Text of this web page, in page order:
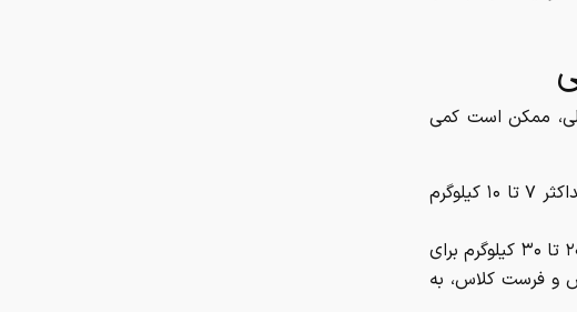
ممکن است کمی
برای پروازهای خارجی نیز، حمل یک بار دستی با وزن حداکثر ۷ تا ۱۰ کیلوگرم
برای پروازهای بین‌المللی، بار مجاز تحویلی معمولاً بین ۲۰ تا ۳۰ کیلوگرم برای
و فرست کلاس، به